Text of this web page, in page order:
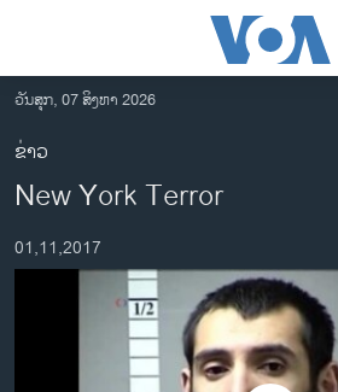
ເຂົ້າ
ຫາ
ຂ້າມ
ຂ້າມ
ໄປ
ອາເມຣິກາ
ການເລືອກຕັ້ງ ປະທານາທີບໍດີ ສະຫະລັດ 2024
ວັນສຸກ, 07 ສິງຫາ 2026
ຂ່າວ
New York Terror
01,11,2017